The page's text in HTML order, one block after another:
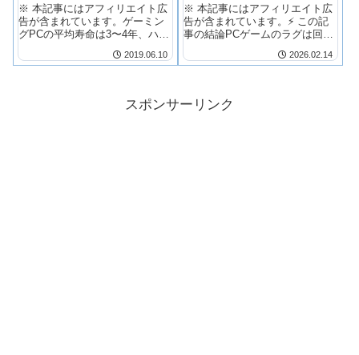
※ 本記事にはアフィリエイト広
告が含まれています。ゲーミン
グPCの平均寿命は3〜4年、ハイ
2019.06.10
トやPCゲームに必要な条
件
※ 本記事にはアフィリエイト広
告が含まれています。⚡ この記
事の結論PCゲームのラグは回線
2026.02.14
スポンサーリンク